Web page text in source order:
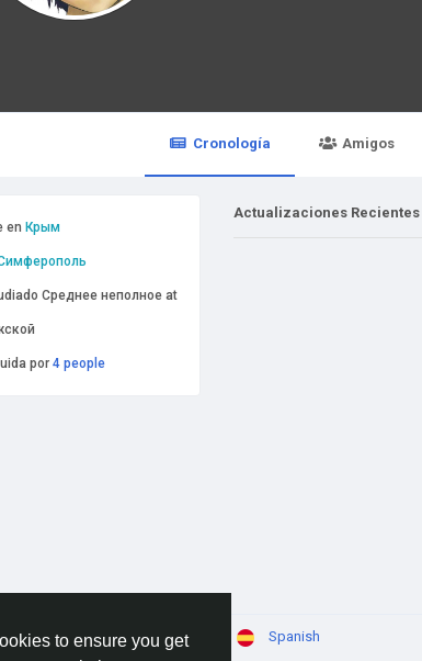
to ensure you get
Cronología Amigos
en Крым
Среднее неполное at
por 4 people
Actualizaciones Recientes
- Первая аниме сеть! Spanish